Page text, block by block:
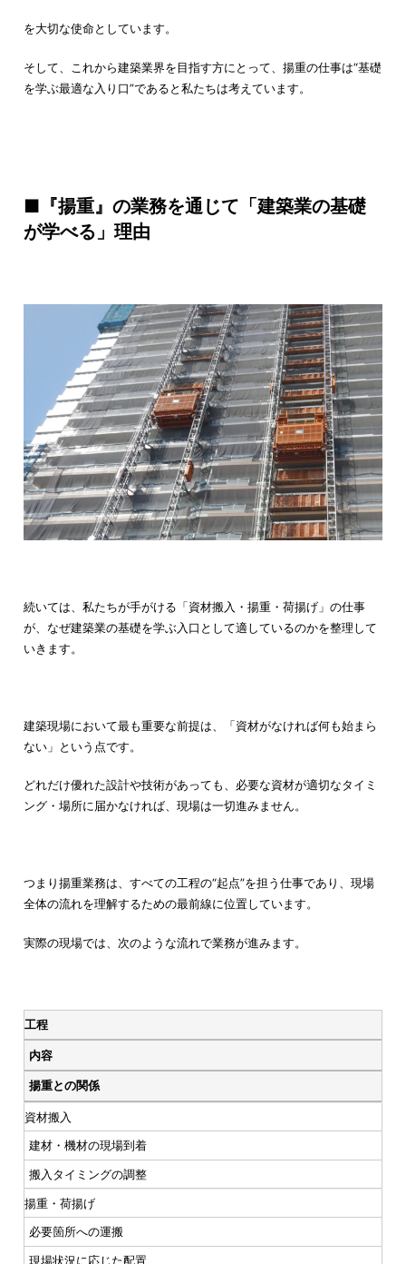
を大切な使命としています。
そして、これから建築業界を目指す方にとって、揚重の仕事は“基礎
を学ぶ最適な入り口”であると私たちは考えています。
■『揚重』の業務を通じて「建築業の基礎
が学べる」理由
続いては、私たちが手がける「資材搬入・揚重・荷揚げ」の仕事
が、なぜ建築業の基礎を学ぶ入口として適しているのかを整理して
いきます。
建築現場において最も重要な前提は、「資材がなければ何も始まら
ない」という点です。
どれだけ優れた設計や技術があっても、必要な資材が適切なタイミ
ング・場所に届かなければ、現場は一切進みません。
つまり揚重業務は、すべての工程の“起点”を担う仕事であり、現場
全体の流れを理解するための最前線に位置しています。
実際の現場では、次のような流れで業務が進みます。
工程
内容
揚重との関係
資材搬入
建材・機材の現場到着
搬入タイミングの調整
揚重・荷揚げ
必要箇所への運搬
現場状況に応じた配置